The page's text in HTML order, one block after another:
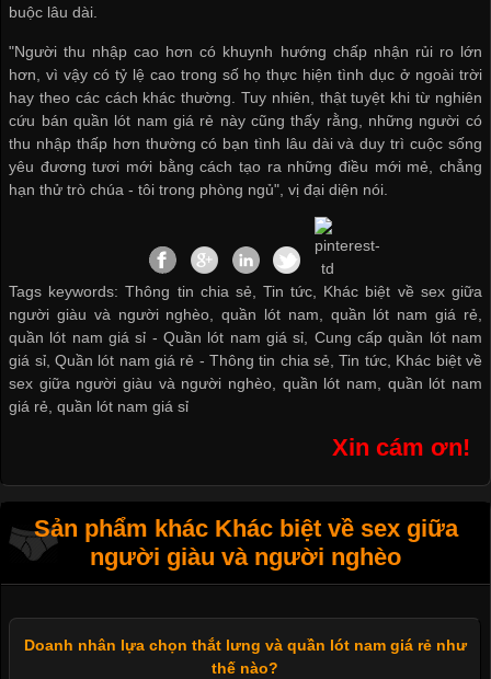
buộc lâu dài.
"Người thu nhập cao hơn có khuynh hướng chấp nhận rủi ro lớn
hơn, vì vậy có tỷ lệ cao trong số họ thực hiện tình dục ở ngoài trời
hay theo các cách khác thường. Tuy nhiên, thật tuyệt khi từ nghiên
cứu bán quần lót nam giá rẻ này cũng thấy rằng, những người có
thu nhập thấp hơn thường có bạn tình lâu dài và duy trì cuộc sống
yêu đương tươi mới bằng cách tạo ra những điều mới mẻ, chẳng
hạn thử trò chúa - tôi trong phòng ngủ", vị đại diện nói.
Tags keywords: Thông tin chia sẻ, Tin tức, Khác biệt về sex giữa
người giàu và người nghèo, quần lót nam, quần lót nam giá rẻ,
quần lót nam giá sỉ -Quần lót nam giá sỉ
Cung cấp quần lót nam
giá sỉ, Quần lót nam giá rẻ -Thông tin chia sẻ ,Tin tức, Khác biệt về
sex giữa người giàu và người nghèo
quần lót nam
quần lót nam
giá rẻ ,quần lót nam giá sỉ
Xin cám ơn!
Sản phẩm khác Khác biệt về sex giữa
người giàu và người nghèo
Doanh nhân lựa chọn thắt lưng và quần lót nam giá rẻ như
thế nào?